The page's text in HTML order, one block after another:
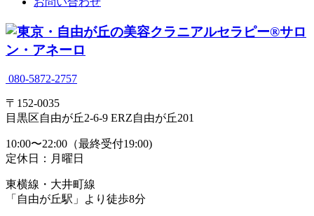
080-5872-2757
〒152-0035
目黒区自由が丘2-6-9 ERZ自由が丘201
10:00〜22:00（最終受付19:00)
定休日：月曜日
東横線・大井町線
「自由が丘駅」より徒歩8分